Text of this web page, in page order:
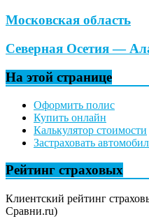
Московская область
Северная Осетия —
На этой странице
Оформить полис
Купить онлайн
Калькулятор стоимости
Застраховать
Рейтинг страховых
Клиентский рейтинг
Сравни.ru)